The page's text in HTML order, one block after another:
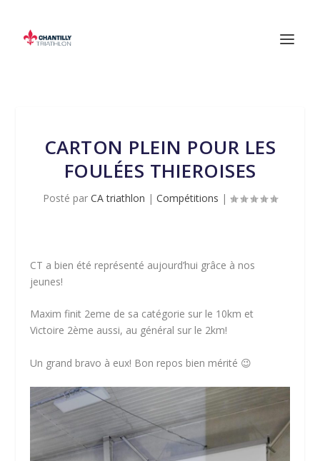
CARTON PLEIN POUR LES
FOULÉES THIEROISES
Posté par CA triathlon | Compétitions |
CT a bien été représenté aujourd’hui grâce à nos
jeunes!
Maxim finit 2eme de sa catégorie sur le 10km et
Victoire 2ème aussi, au général sur le 2km!
Un grand bravo à eux! Bon repos bien mérité 😉